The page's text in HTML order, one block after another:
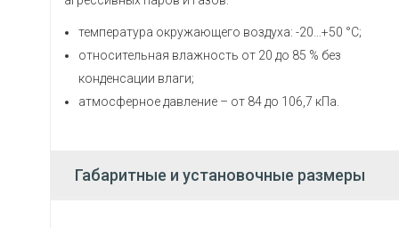
температура окружающего воздуха: -20…+50 °С;
относительная влажность от 20 до 85 % без
конденсации влаги;
атмосферное давление – от 84 до 106,7 кПа.
Габаритные и установочные размеры